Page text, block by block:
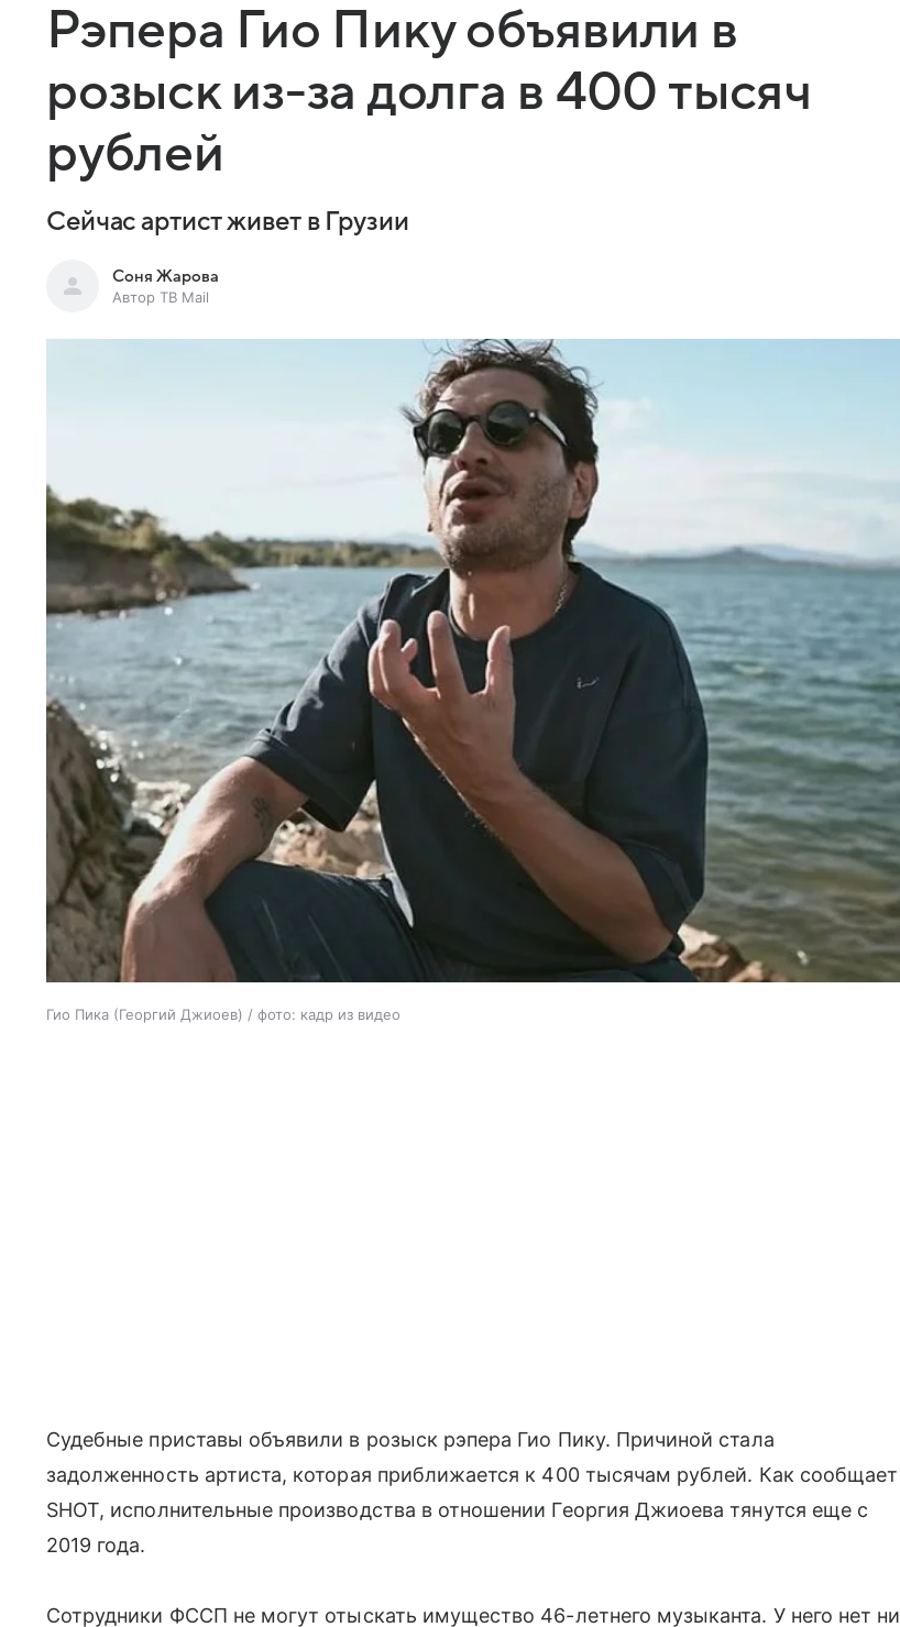
Рэпера Гио Пику объявили в
розыск из-за долга в 400 тысяч
рублей
Сейчас артист живет в Грузии
Соня Жарова
Автор ТВ Mail
Гио Пика (Георгий Джиоев) / фото: кадр из видео
Судебные приставы объявили в розыск рэпера Гио Пику. Причиной стала
задолженность артиста, которая приближается к 400 тысячам рублей. Как сообщает
SHOT, исполнительные производства в отношении Георгия Джиоева тянутся еще с
2019 года.
Сотрудники ФССП не могут отыскать имущество 46-летнего музыканта. У него нет ни